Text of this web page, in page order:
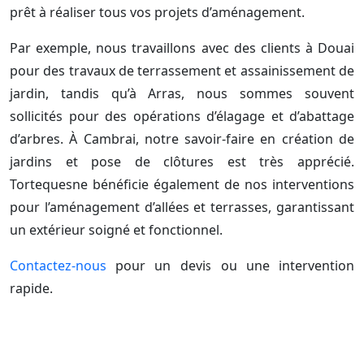
prêt à réaliser tous vos projets d’aménagement.
Par exemple, nous travaillons avec des clients à Douai
pour des travaux de terrassement et assainissement de
jardin, tandis qu’à Arras, nous sommes souvent
sollicités pour des opérations d’élagage et d’abattage
d’arbres. À Cambrai, notre savoir-faire en création de
jardins et pose de clôtures est très apprécié.
Tortequesne bénéficie également de nos interventions
pour l’aménagement d’allées et terrasses, garantissant
un extérieur soigné et fonctionnel.
Contactez-nous pour un devis ou une intervention
rapide.